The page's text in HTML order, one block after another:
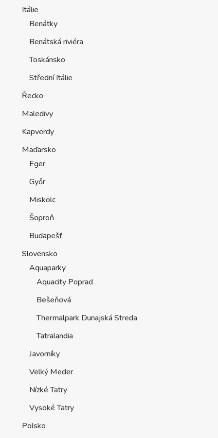
Itálie
Benátky
Benátská riviéra
Toskánsko
Střední Itálie
Řecko
Maledivy
Kapverdy
Maďarsko
Eger
Győr
Miskolc
Šoproň
Budapešť
Slovensko
Aquaparky
Aquacity Poprad
Bešeňová
Thermalpark Dunajská Streda
Tatralandia
Javorníky
Velký Meder
Nízké Tatry
Vysoké Tatry
Polsko